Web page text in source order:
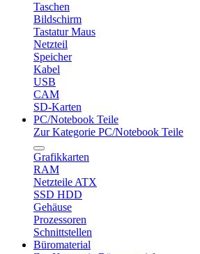
Taschen
Bildschirm
Tastatur Maus
Netzteil
Speicher
Kabel
USB
CAM
SD-Karten
PC/Notebook Teile
Zur Kategorie PC/Notebook Teile
Grafikkarten
RAM
Netzteile ATX
SSD HDD
Gehäuse
Prozessoren
Schnittstellen
Büromaterial